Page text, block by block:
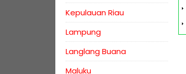
Kepulauan Riau
Lampung
Langlang Buana
Maluku